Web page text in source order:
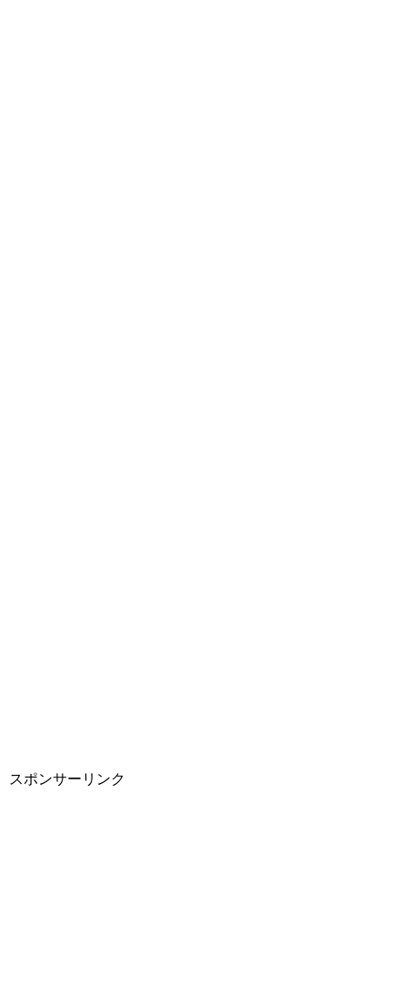
スポンサーリンク